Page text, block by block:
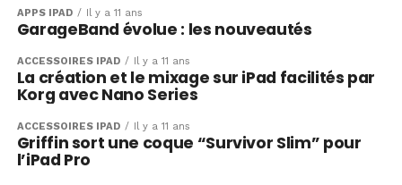
APPS IPAD Il y a 11 ans
GarageBand évolue : les nouveautés
ACCESSOIRES IPAD Il y a 11 ans
La création et le mixage sur iPad facilités par
Korg avec Nano Series
ACCESSOIRES IPAD Il y a 11 ans
Griffin sort une coque “Survivor Slim” pour
l’iPad Pro